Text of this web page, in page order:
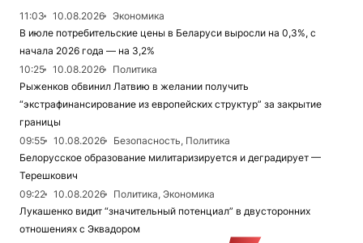
11:03 10.08.2026
Экономика
В июле потребительские цены в Беларуси выросли на 0,3%, с
начала 2026 года — на 3,2%
10:25
10.08.2026
Политика
Рыженков обвинил Латвию в желании получить
“экстрафинансирование из европейских структур” за закрытие
границы
09:55
10.08.2026
Безопасность, Политика
Белорусское образование милитаризируется и деградирует —
Терешкович
09:22
10.08.2026
Политика, Экономика
Лукашенко видит “значительный потенциал” в двусторонних
отношениях с Эквадором